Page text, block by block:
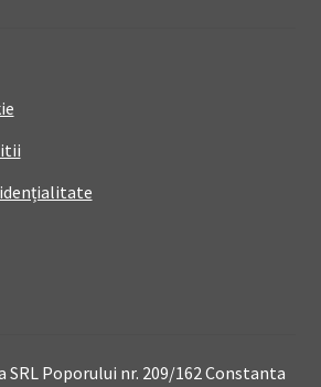
SRL Poporului nr. 209/162 Constanta